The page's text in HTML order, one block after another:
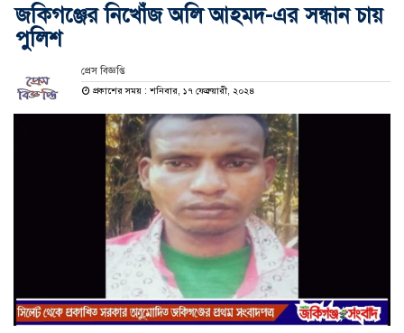
জকিগঞ্জের নিখোঁজ অলি আহমদ-এর সন্ধান চায়
পুলিশ
প্রেস বিজ্ঞপ্তি
প্রকাশের সময় : শনিবার, ১৭ ফেব্রুয়ারী, ২০২৪